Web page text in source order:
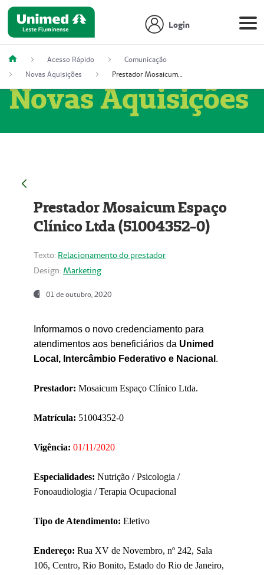
Login
Acesso Rápido
Comunicação
Novas Aquisições
Prestador Mosaicum Espaço Clínico Ltda (51004352-0)
Novas Aquisições
Prestador Mosaicum Espaço
Clínico Ltda (51004352-0)
Texto: Relacionamento do prestador
Design: Marketing
01 de outubro, 2020
Informamos o novo credenciamento para
atendimentos aos beneficiários da Unimed
Local, Intercâmbio Federativo e Nacional .
Prestador: Mosaicum Espaço Clínico Ltda.
Matrícula: 51004352-0
Vigência: 01/11/2020
Especialidades: Nutrição / Psicologia /
Fonoaudiologia / Terapia Ocupacional
Tipo de Atendimento: Eletivo
Endereço: Rua XV de Novembro, nº 242, Sala
106, Centro, Rio Bonito, Estado do Rio de Janeiro,